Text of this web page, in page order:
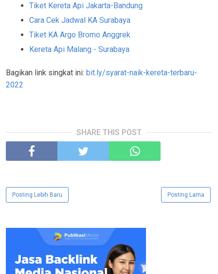
Tiket Kereta Api Jakarta-Bandung
Cara Cek Jadwal KA Surabaya
Tiket KA Argo Bromo Anggrek
Kereta Api Malang - Surabaya
Bagikan link singkat ini: bit.ly/syarat-naik-kereta-terbaru-
2022
SHARE THIS POST
Posting Lebih Baru Posting Lama